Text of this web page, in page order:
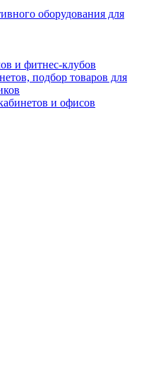
оборудования для
и фитнес-клубов
подбор товаров для
и офисов